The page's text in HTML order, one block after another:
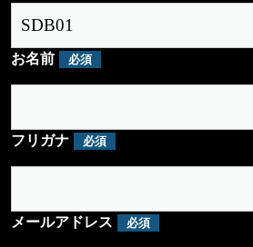
お名前 必須
フリガナ 必須
メールアドレス 必須